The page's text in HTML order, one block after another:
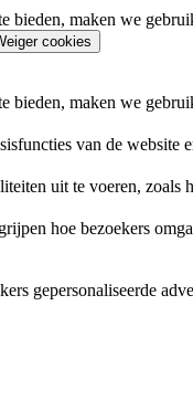
bieden, maken we
cookies
bieden, maken we
van de website
uit te voeren,
hoe bezoekers
gepersonaliseerde